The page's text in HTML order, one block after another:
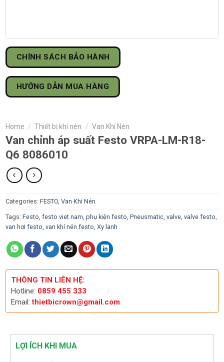
CHÍNH SÁCH BẢO HÀNH
HƯỚNG DẪN MUA HÀNG
Home / Thiết bị khí nén / Van Khí Nén
Van chỉnh áp suất Festo VRPA-LM-R18-
Q6 8086010
Categories: FESTO, Van Khí Nén
Tags: Festo, festo viet nam, phụ kiện festo, Pneusmatic, valve, valve festo,
van hơi festo, van khí nén festo, Xy lanh
THÔNG TIN LIÊN HỆ:
Hotline: 0859 455 333
Email:thietbicrown@gmail.com
LỢI ÍCH KHI MUA